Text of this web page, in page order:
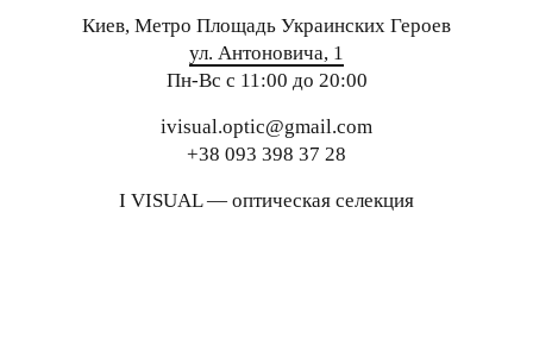
Киев, Метро Площадь Украинских Героев
ул. Антоновича, 1
Пн-Вс с 11:00 до 20:00
ivisual.optic@gmail.com
+38 093 398 37 28
I VISUAL — оптическая селекция